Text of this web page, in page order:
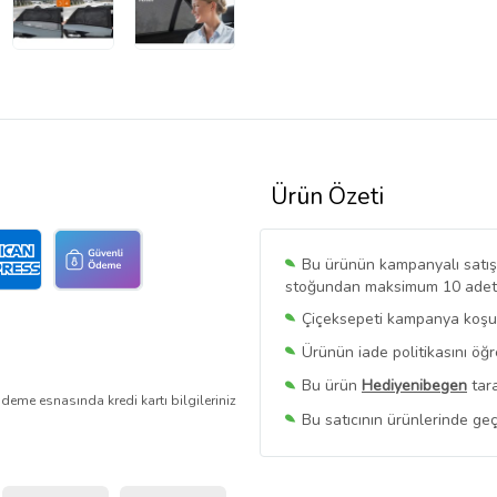
Ürün Özeti
Bu ürünün kampanyalı
stoğundan maksimum 10
Çiçeksepeti kampanya
Ürünün iade politikasını
Bu ürün Hediyenibegen
Bu satıcının ürünlerinde
Bu SatıcınınTüm
esnasında kredi kartı bilgileriniz